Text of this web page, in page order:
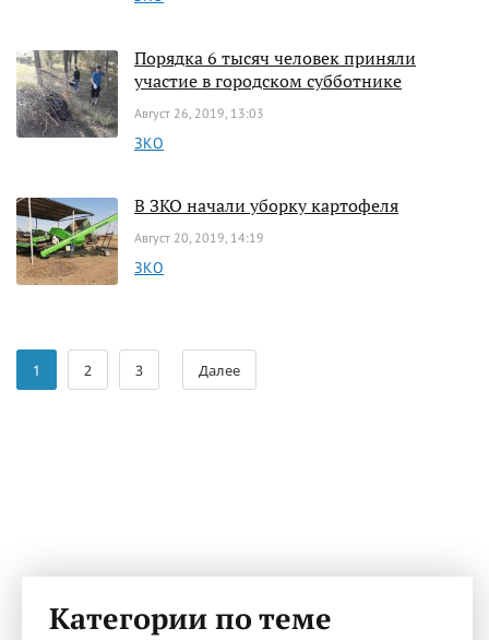
Порядка 6 тысяч человек приняли
участие в городском субботнике
Август 26, 2019, 13:03
ЗКО
В ЗКО начали уборку картофеля
Август 20, 2019, 14:19
ЗКО
1 2 3 Далее
Категории по теме